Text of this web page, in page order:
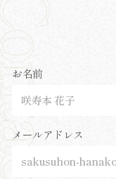
お名前
メールアドレス